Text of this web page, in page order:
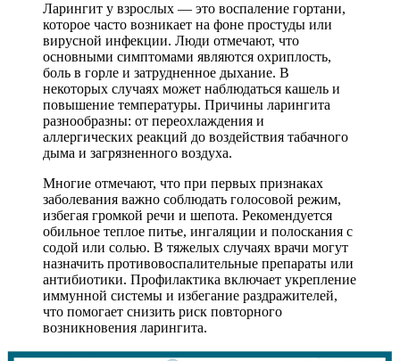
Ларингит у взрослых — это воспаление гортани,
которое часто возникает на фоне простуды или
вирусной инфекции. Люди отмечают, что
основными симптомами являются охриплость,
боль в горле и затрудненное дыхание. В
некоторых случаях может наблюдаться кашель и
повышение температуры. Причины ларингита
разнообразны: от переохлаждения и
аллергических реакций до воздействия табачного
дыма и загрязненного воздуха.
Многие отмечают, что при первых признаках
заболевания важно соблюдать голосовой режим,
избегая громкой речи и шепота. Рекомендуется
обильное теплое питье, ингаляции и полоскания с
содой или солью. В тяжелых случаях врачи могут
назначить противовоспалительные препараты или
антибиотики. Профилактика включает укрепление
иммунной системы и избегание раздражителей,
что помогает снизить риск повторного
возникновения ларингита.